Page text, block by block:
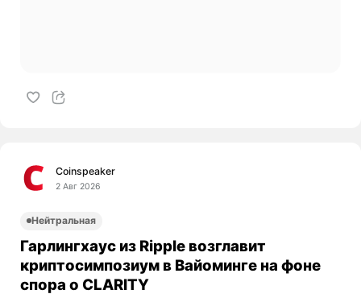
Coinspeaker
2 Авг 2026
Нейтральная
Гарлингхаус из Ripple возглавит
криптосимпозиум в Вайоминге на фоне
спора о CLARITY